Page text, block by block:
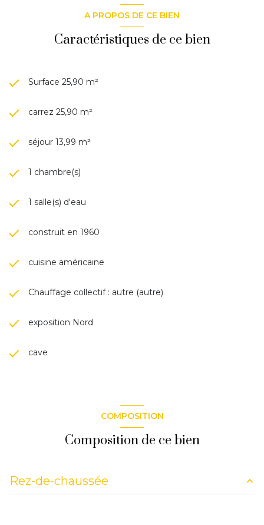
A PROPOS DE CE BIEN
Caractéristiques de ce bien
Surface 25,90 m²
carrez 25,90 m²
séjour 13,99 m²
1 chambre(s)
1 salle(s) d'eau
construit en 1960
cuisine américaine
Chauffage collectif : autre (autre)
exposition Nord
cave
COMPOSITION
Composition de ce bien
Rez-de-chaussée